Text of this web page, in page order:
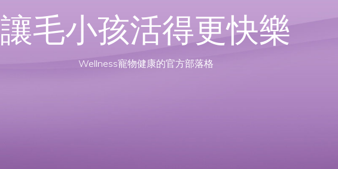
讓毛小孩活得更快樂
Wellness寵物健康的官方部落格